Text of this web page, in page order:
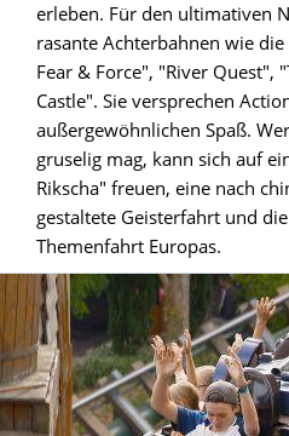
erleben. Für den ultimativen
rasante Achterbahnen wie
Fear & Force", "River Quest",
Castle". Sie versprechen
außergewöhnlichen Spaß.
gruselig mag, kann sich auf
Rikscha" freuen, eine nach
gestaltete Geisterfahrt und
Themenfahrt Europas.